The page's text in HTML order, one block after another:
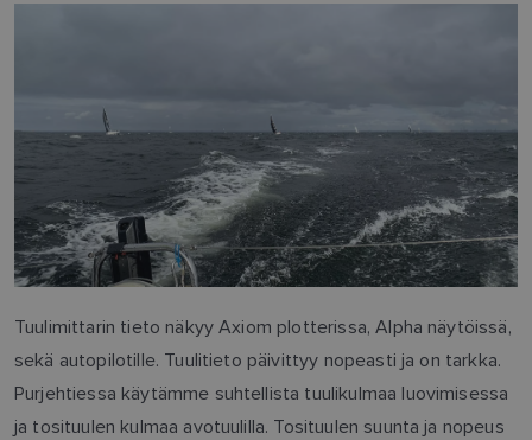
Tuulimittarin tieto näkyy Axiom plotterissa, Alpha näytöissä,
sekä autopilotille. Tuulitieto päivittyy nopeasti ja on tarkka.
Purjehtiessa käytämme suhtellista tuulikulmaa luovimisessa
ja tosituulen kulmaa avotuulilla. Tosituulen suunta ja nopeus